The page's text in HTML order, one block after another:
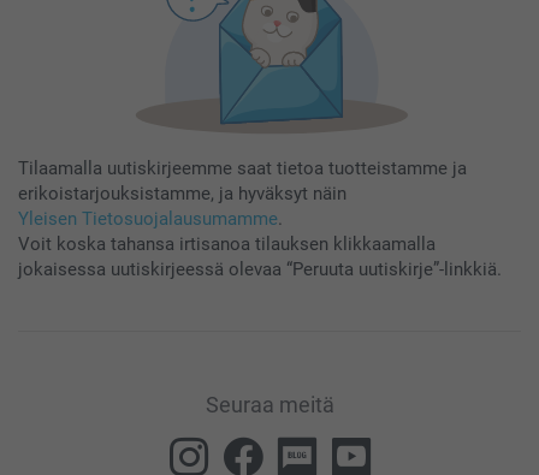
Tilaamalla uutiskirjeemme saat tietoa tuotteistamme ja
erikoistarjouksistamme, ja hyväksyt näin
Yleisen Tietosuojalausumamme.
Voit koska tahansa irtisanoa tilauksen klikkaamalla
jokaisessa uutiskirjeessä olevaa “Peruuta uutiskirje”-linkkiä.
Seuraa meitä